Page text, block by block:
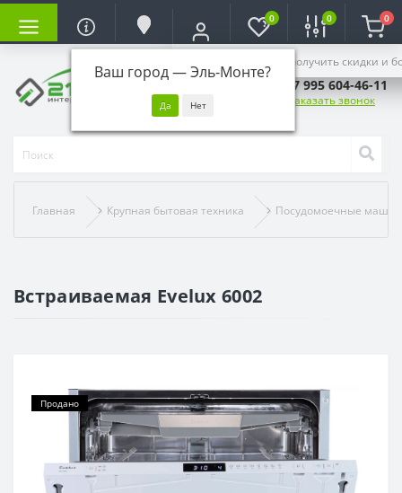
Ваш город —Эль-Монте?
Войдите, чтобы получить скидки и
0 0 0
+7 995 604-46-11
Заказать звонок
Главная Крупная бытовая техника Посудомоечные
Встраиваемая Evelux 6002
Продано